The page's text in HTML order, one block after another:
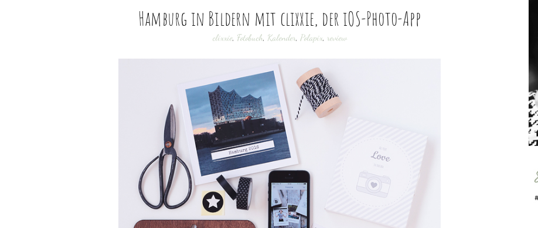
Hamburg in Bildern mit clixxie, der iOS-Photo-App
clixxie, Fotobuch, Kalender, Polapix, review